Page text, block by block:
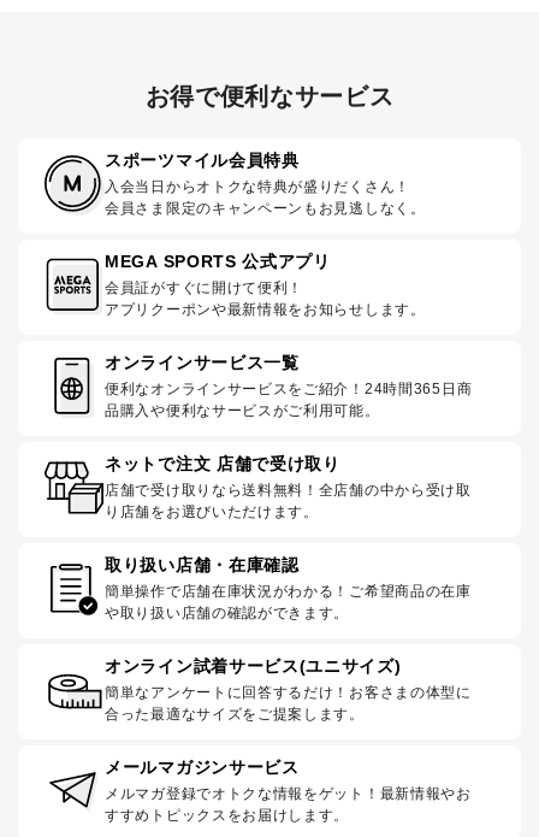
お得で便利なサービス
スポーツマイル会員特典
入会当日からオトクな特典が盛りだくさん！
会員さま限定のキャンペーンもお見逃しなく。
MEGA SPORTS 公式アプリ
会員証がすぐに開けて便利！
アプリクーポンや最新情報をお知らせします。
オンラインサービス一覧
便利なオンラインサービスをご紹介！24時間365日商
品購入や便利なサービスがご利用可能。
ネットで注文 店舗で受け取り
店舗で受け取りなら送料無料！全店舗の中から受け取
り店舗をお選びいただけます。
取り扱い店舗・在庫確認
簡単操作で店舗在庫状況がわかる！ご希望商品の在庫
や取り扱い店舗の確認ができます。
オンライン試着サービス(ユニサイズ)
簡単なアンケートに回答するだけ！お客さまの体型に
合った最適なサイズをご提案します。
メールマガジンサービス
メルマガ登録でオトクな情報をゲット！最新情報やお
すすめトピックスをお届けします。